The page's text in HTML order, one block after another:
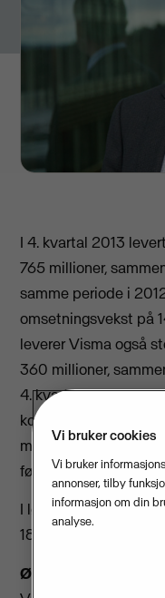
I 4. kvartal 2013
765 millioner,
samme periode i
omsetningsvekst på
leverer Visma også
360 millioner,
4. kvartal 2012, en
kontantstrøm etter
millioner,
før.
I løpet av 4. kvartal
18,0 prosent til 20,4
Økt etterspørsel
Vi bruker cookies
Vi bruker
annonser, tilby
informasjon om din
analyse.